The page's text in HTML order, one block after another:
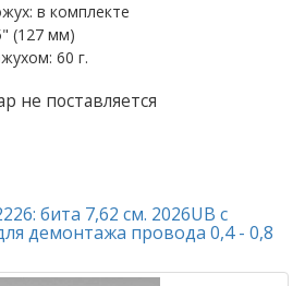
в комплекте
(127 мм)
60 г.
не поставляется
бита 7,62 см. 2026UB с
демонтажа провода 0,4 - 0,8